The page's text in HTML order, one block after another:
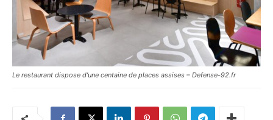
Le restaurant dispose d’une centaine de places assises – Defense-92.fr